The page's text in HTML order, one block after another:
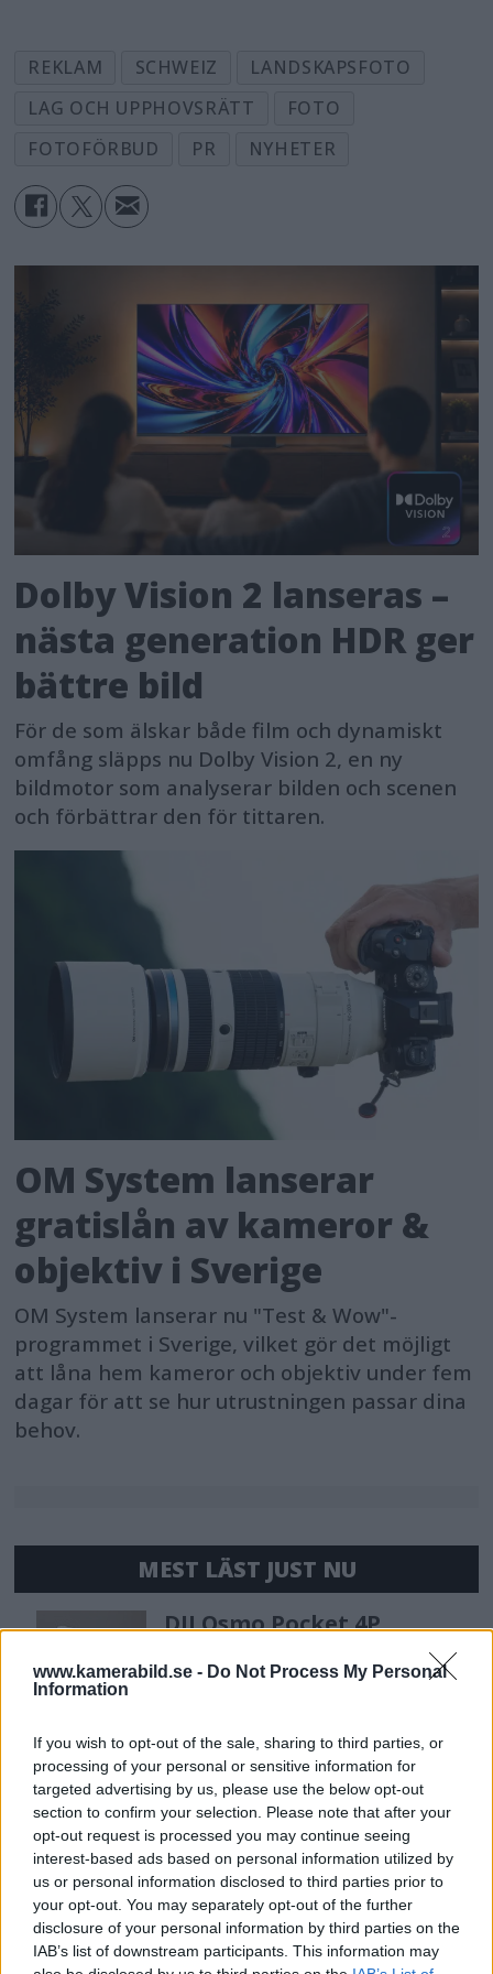
www.kamerabild.se - Do Not Process My Personal
Information
If you wish to opt-out of the sale, sharing to third parties, or
processing of your personal or sensitive information for
targeted advertising by us, please use the below opt-out
section to confirm your selection. Please note that after your
opt-out request is processed you may continue seeing
interest-based ads based on personal information utilized by
us or personal information disclosed to third parties prior to
your opt-out. You may separately opt-out of the further
disclosure of your personal information by third parties on the
IAB’s list of downstream participants. This information may
REKLAM SCHWEIZ
LANDSKAPSFOTO
LAG OCH UPPHOVSRÄTT
FOTO
FOTOFÖRBUD
PR NYHETER
Dolby Vision 2 lanseras –
nästa generation HDR ger
bättre bild
För de som älskar både film och dynamiskt
omfång släpps nu Dolby Vision 2, en ny
bildmotor som analyserar bilden och scenen
och förbättrar den för tittaren.
OM System lanserar
gratislån av kameror &
objektiv i Sverige
OM System lanserar nu "Test & Wow"-
programmet i Sverige, vilket gör det möjligt
att låna hem kameror och objektiv under fem
dagar för att se hur utrustningen passar dina
behov.
MEST LÄST JUST NU
DJI Osmo Pocket 4P
släppt – får 10-bitars D-
Log 2 & 3x optisk zoom
Sony lägger bud på
Tamron – kan vara värt
12 miljarder kronor
F3 Foto – Sveriges nya
fotodagar till Göteborg,
Lund & Stockholm